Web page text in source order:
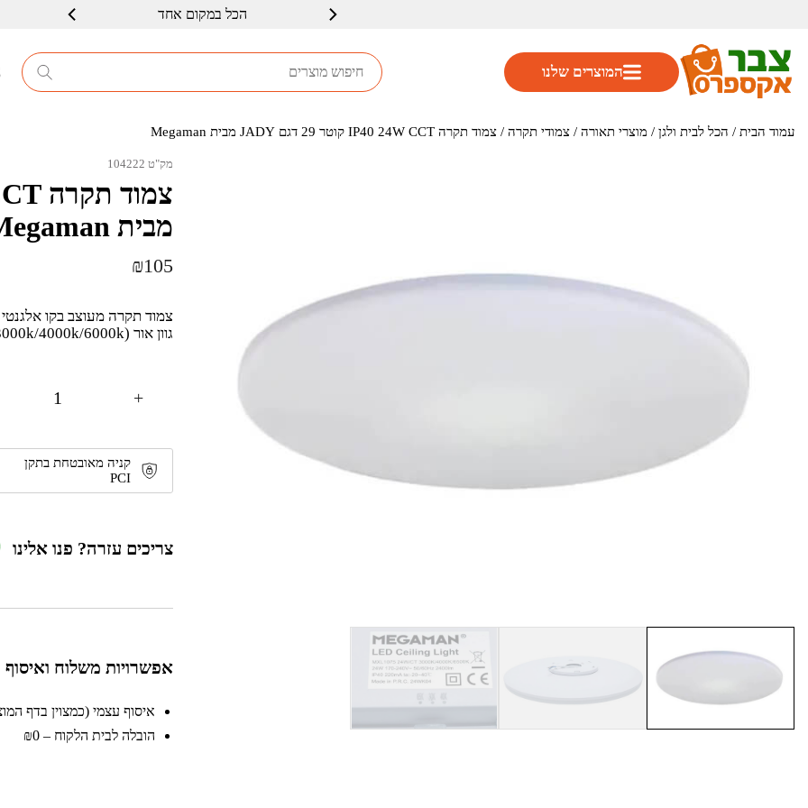
הכל במקום אחד
שרות ברמה גבוה
המוצרים שלנו
עמוד הבית / הכל לבית ולגן / מוצרי תאורה / צמודי תקרה / צמוד תקרה IP40 24W CCT קוטר 29 דגם JADY מבית Megaman
מק"ט 104222
מבית Megaman
₪105
גוון אור CCT (3000k/4000k/6000k) , מוגן מים IP40.
+
קניה מאובטחת בתקן
PCI
צריכים עזרה? פנו אלינו
אפשרויות משלוח ואיסוף
איסוף עצמי (כמצוין בדף
הובלה לבית הלקוח – ₪0